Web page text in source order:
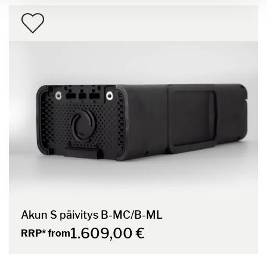
Akun S päivitys B-MC/B-ML
RRP* from1.609,00 €